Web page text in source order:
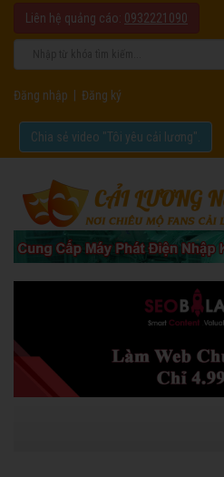
Liên hệ quảng cáo: 0932221090
Đăng nhập Đăng ký
Chia sẻ video "Tôi yêu cải lương".